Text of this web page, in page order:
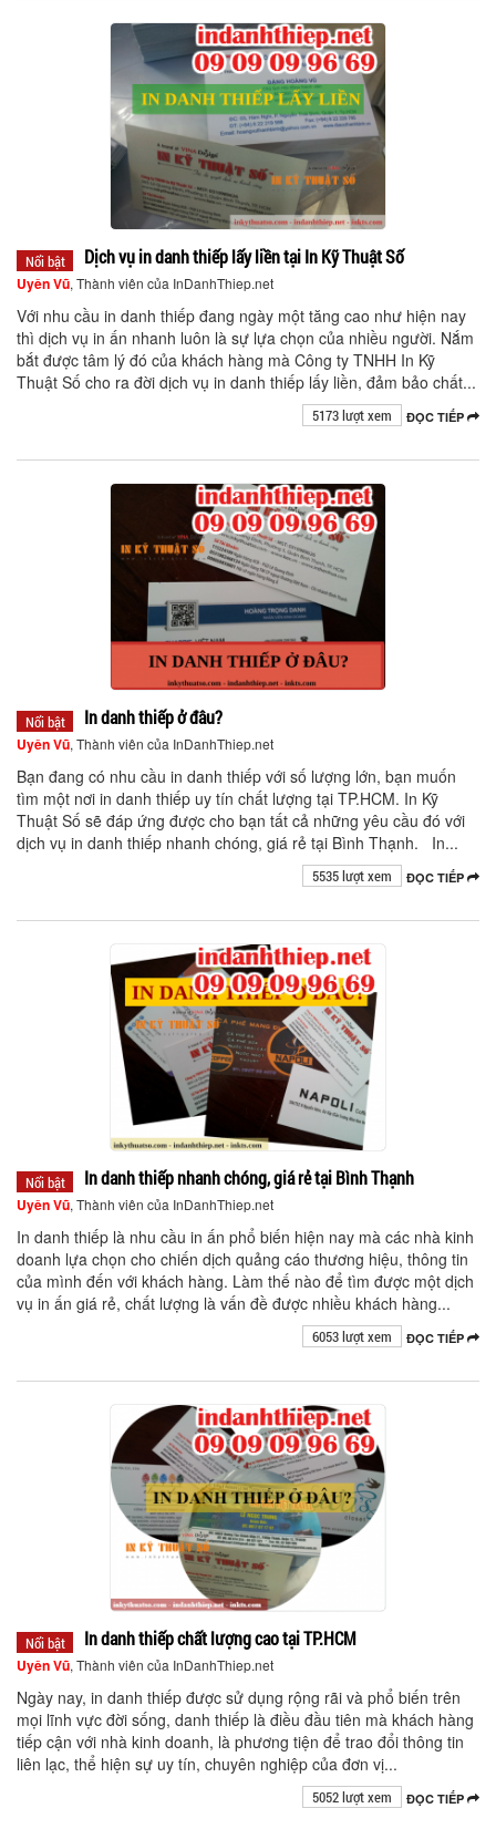
Nổi bật Dịch vụ in danh thiếp lấy liền tại In Kỹ Thuật Số
Uyên Vũ, Thành viên của InDanhThiep.net
Với nhu cầu in danh thiếp đang ngày một tăng cao như hiện nay
thì dịch vụ in ấn nhanh luôn là sự lựa chọn của nhiều người. Nắm
bắt được tâm lý đó của khách hàng mà Công ty TNHH In Kỹ
Thuật Số cho ra đời dịch vụ in danh thiếp lấy liền, đảm bảo chất...
ĐỌC TIẾP
5173 lượt xem
Nổi bật In danh thiếp ở đâu?
Uyên Vũ, Thành viên của InDanhThiep.net
Bạn đang có nhu cầu in danh thiếp với số lượng lớn, bạn muốn
tìm một nơi in danh thiếp uy tín chất lượng tại TP.HCM. In Kỹ
Thuật Số sẽ đáp ứng được cho bạn tất cả những yêu cầu đó với
dịch vụ in danh thiếp nhanh chóng, giá rẻ tại Bình Thạnh. In...
ĐỌC TIẾP
5535 lượt xem
Nổi bật In danh thiếp nhanh chóng, giá rẻ tại Bình Thạnh
Uyên Vũ, Thành viên của InDanhThiep.net
In danh thiếp là nhu cầu in ấn phổ biến hiện nay mà các nhà kinh
doanh lựa chọn cho chiến dịch quảng cáo thương hiệu, thông tin
của mình đến với khách hàng. Làm thế nào để tìm được một dịch
vụ in ấn giá rẻ, chất lượng là vấn đề được nhiều khách hàng...
ĐỌC TIẾP
6053 lượt xem
Nổi bật In danh thiếp chất lượng cao tại TP.HCM
Uyên Vũ, Thành viên của InDanhThiep.net
Ngày nay, in danh thiếp được sử dụng rộng rãi và phổ biến trên
mọi lĩnh vực đời sống, danh thiếp là điều đầu tiên mà khách hàng
tiếp cận với nhà kinh doanh, là phương tiện để trao đổi thông tin
liên lạc, thể hiện sự uy tín, chuyên nghiệp của đơn vị...
ĐỌC TIẾP
5052 lượt xem